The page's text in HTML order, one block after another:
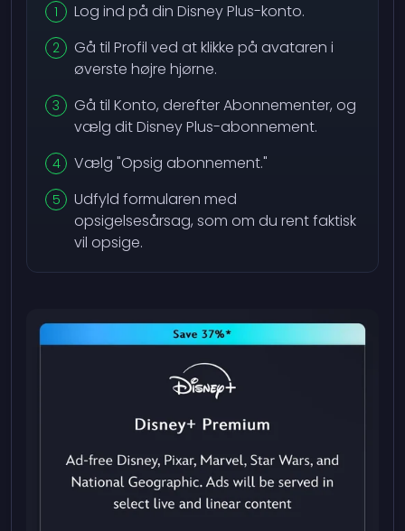
Log ind på din Disney Plus-konto.
Gå til Profil ved at klikke på avataren i
øverste højre hjørne.
Gå til Konto, derefter Abonnementer, og
vælg dit Disney Plus-abonnement.
Vælg "Opsig abonnement."
Udfyld formularen med
opsigelsesårsag, som om du rent faktisk
vil opsige.